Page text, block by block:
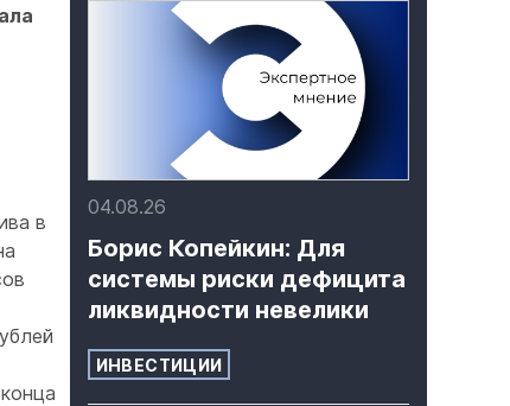
в
04.08.26
Борис Копейкин: Для
системы риски дефицита
ликвидности невелики
ИНВЕСТИЦИИ